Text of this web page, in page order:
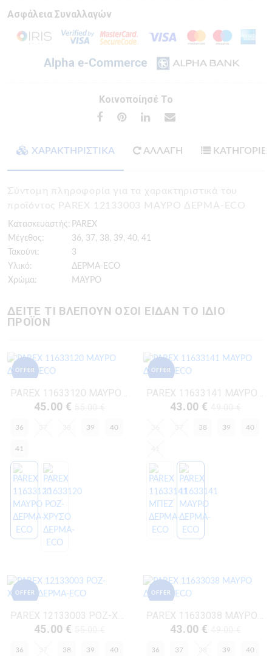
Ασφάλεια Συναλλαγών
Κοινοποίησέ Το
ΧΑΡΑΚΤΗΡΙΣΤΙΚΑ ΑΛΛΑΓΗ ΚΑΤΗΓΟΡΙΕΣ
Σύντομη πληροφορία για τα χαρακτηριστικά του
προϊόντος PAREX 12133003 ΜΑΥΡΟ ΔΕΡΜΑ-ECO
Κατασκευαστής: PAREX
Μέγεθος:
36, 37, 38, 39, 40, 41
Τακούνι:
3
Υλικό:
ΔΕΡΜΑ-ECO
Χρώμα:
ΜΑΥΡΟ
ΔΕΙΤΕ ΤΙ ΒΛΕΠΟΥΝ ΟΣΟΙ ΕΙΔΑΝ ΤΟ ΙΔΙΟ
ΠΡΟΪΟΝ
OFFER
PAREX 11633120 ΜΑΥΡΟ ΔΕΡΜΑ-ECO
45.00 €
36 39 40
41
OFFER
PAREX 11633141 ΜΑΥΡΟ ΔΕΡΜΑ-ECO
43.00 €
38 39 40
OFFER
PAREX 12133003 ΡΟΖ-ΧΡΥΣΟ ΔΕΡΜΑ-ECO
45.00 €
36 38 39 40
OFFER
PAREX 11633038 ΜΑΥΡΟ ΔΕΡΜΑ-ECO
43.00 €
36 37 39 40